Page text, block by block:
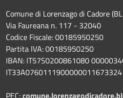
Comune di Lorenzago di Cadore
Via Faureana n. 117 - 32040
Codice Fiscale: 00185950250
Partita IVA: 00185950250
IBAN: IT57S0200861080
IT33A0760111900000011673324
PEC: